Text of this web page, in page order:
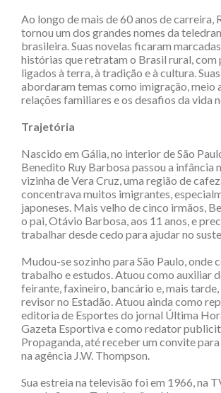
Ao longo de mais de 60 anos de carreira,
tornou um dos grandes nomes da
brasileira. Suas novelas ficaram
histórias que retratam o Brasil rural, com
ligados à terra, à tradição e à cultura.
abordaram temas como imigração, meio
relações familiares e os desafios da vida
Trajetória
Nascido em Gália, no interior de São
Benedito Ruy Barbosa passou a infância
vizinha de Vera Cruz, uma região de
concentrava muitos imigrantes,
japoneses. Mais velho de cinco irmãos,
o pai, Otávio Barbosa, aos 11 anos, e
trabalhar desde cedo para ajudar no
Mudou-se sozinho para São Paulo, onde
trabalho e estudos. Atuou como auxiliar
feirante, faxineiro, bancário e, mais
revisor no Estadão. Atuou ainda como
editoria de Esportes do jornal Última
Gazeta Esportiva e como redator
Propaganda, até receber um convite
na agência J.W. Thompson.
Sua estreia na televisão foi em 1966, na